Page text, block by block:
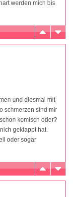
werden mich bis
und diesmal mit
schmerzen sind mir
komisch oder?
geklappt hat.
oder sogar